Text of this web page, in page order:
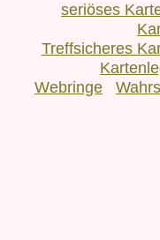
seriöses
Treffsicheres
Webringe